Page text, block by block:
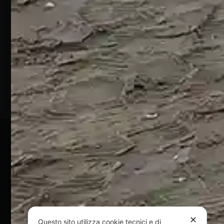
432
64028
Silvi
Marina
(TE)
P.Iva
01828920676
Pagamenti Sicuri
@ Copyright 2024 Webpesca è un brand Intent di Federico
Andrenacci P.Iva 01917920678
Via G. Galilei n. 2 – 64018 Tortoreto TE | REA TE-168019 |
Mail:
federicoandrenacci@pec.it
✕
Questo sito utilizza cookie tecnici e di